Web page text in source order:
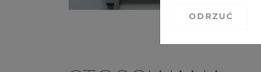
ODRZUĆ